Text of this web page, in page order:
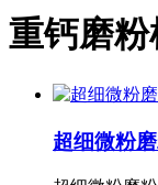
重钙磨粉
超细微粉